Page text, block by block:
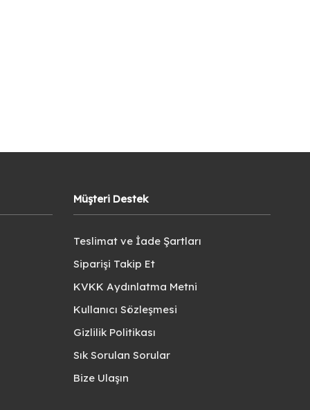
Müşteri Destek
Teslimat ve İade Şartları
Siparişi Takip Et
KVKK Aydınlatma Metni
Kullanıcı Sözleşmesi
Gizlilik Politikası
Sık Sorulan Sorular
Bize Ulaşın